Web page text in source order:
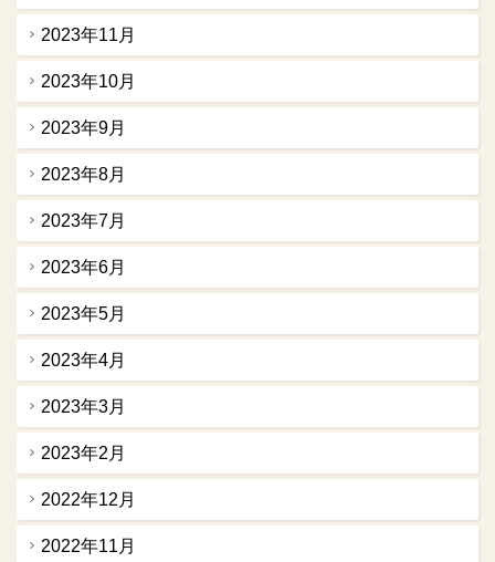
2023年11月
2023年10月
2023年9月
2023年8月
2023年7月
2023年6月
2023年5月
2023年4月
2023年3月
2023年2月
2022年12月
2022年11月